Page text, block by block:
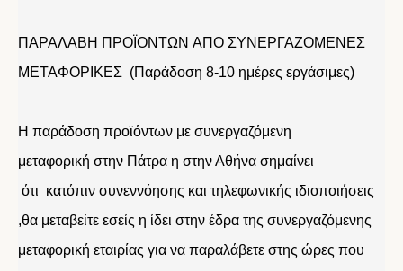
ΠΑΡΑΛΑΒΗ ΠΡΟΪΟΝΤΩΝ ΑΠΟ ΣΥΝΕΡΓΑΖΟΜΕΝΕΣ
ΜΕΤΑΦΟΡΙΚΕΣ (Παράδοση 8-10 ημέρες εργάσιμες)
Η παράδοση προϊόντων με συνεργαζόμενη
μεταφορική στην Πάτρα η στην Αθήνα σημαίνει
ότι κατόπιν συνεννόησης και τηλεφωνικής ιδιοποιήσεις
,θα μεταβείτε εσείς η ίδει στην έδρα της συνεργαζόμενης
μεταφορική εταιρίας για να παραλάβετε στης ώρες που